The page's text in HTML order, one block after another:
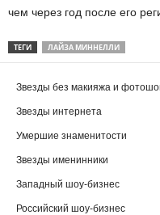
чем через год после его
ТЕГИ ЛАЙЗА МИННЕЛЛИ
Звезды без макияжа и
Звезды интернета
Умершие знаменитости
Звезды именинники
Западный шоу-бизнес
Российский шоу-бизнес